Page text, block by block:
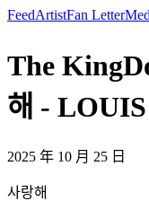
FeedArtistFan Letter
The
해 - LOUIS
2025 年 10 月 25 日
사랑해